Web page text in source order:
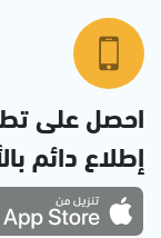
احصل على
إطلاع دائم